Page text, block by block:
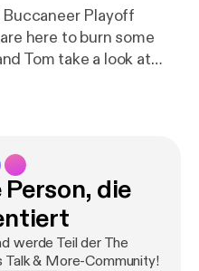
Playoff
here to burn some
Tom take a look at
to the game […]
bucs-eagles-from-h
on JoeBucsFan.com [
].
die
werde Teil der The
& More-Community!